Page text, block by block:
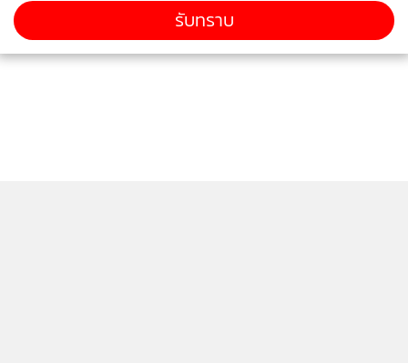
กระนั้นก็ดี ด้วยฐานทุนที่เข้มแข็ง โดยอัตราส่วนเงินกองทุนต่อ
รับทราบ